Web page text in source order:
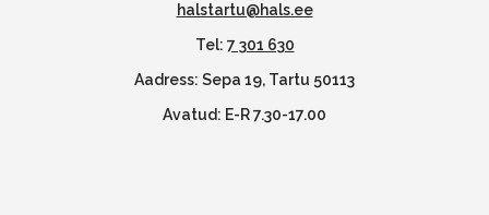
halstartu@hals.ee
Tel: 7 301 630
Aadress: Sepa 19, Tartu 50113
Avatud: E-R 7.30-17.00